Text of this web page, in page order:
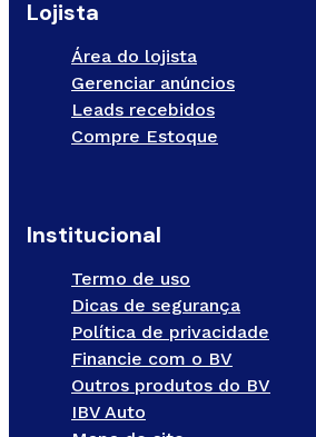
Lojista
Área do lojista
Gerenciar anúncios
Leads recebidos
Compre Estoque
Institucional
Termo de uso
Dicas de segurança
Política de privacidade
Financie com o BV
Outros produtos do BV
IBV Auto